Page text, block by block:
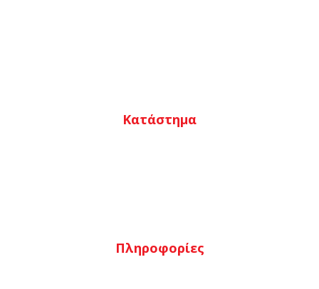
Κατάστημα
Πληροφορίες